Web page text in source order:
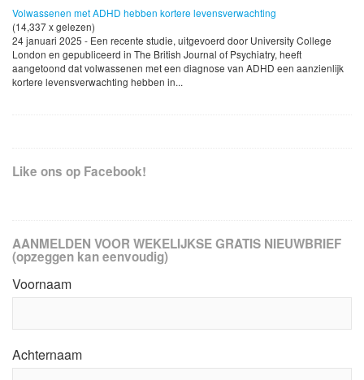
Volwassenen met ADHD hebben kortere levensverwachting
(14,337 x gelezen)
24 januari 2025 - Een recente studie, uitgevoerd door University College
London en gepubliceerd in The British Journal of Psychiatry, heeft
aangetoond dat volwassenen met een diagnose van ADHD een aanzienlijk
kortere levensverwachting hebben in...
Like ons op Facebook!
AANMELDEN VOOR WEKELIJKSE GRATIS NIEUWBRIEF
(opzeggen kan eenvoudig)
Voornaam
Achternaam